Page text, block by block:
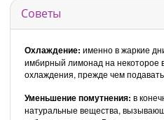
Советы
Охлаждение: именно в жаркие
имбирный лимонад на некоторое
охлаждения, прежде чем подавать
Уменьшение помутнения: в
натуральные вещества,